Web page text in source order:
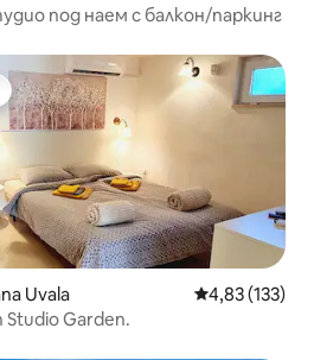
под наем с балкон/паркинг
на гостите
Uvala Средна
4,83 (133)
Garden.